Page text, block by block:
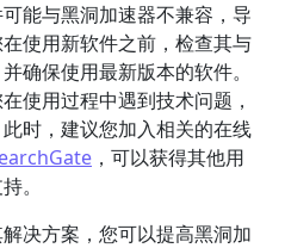
能与黑洞加速器不兼容，导
使用新软件之前，检查其与
确保使用最新版本的软件。
使用过程中遇到技术问题，
时，建议您加入相关的在线
，可以获得其他用
。
决方案，您可以提高黑洞加